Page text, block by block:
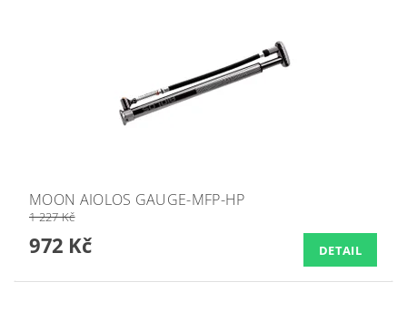
MOON AIOLOS GAUGE-MFP-HP
1 227 Kč
972 Kč DETAIL